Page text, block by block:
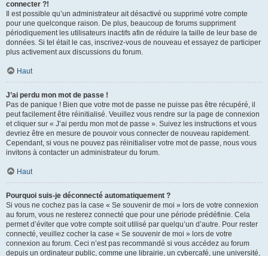
connecter ?!
Il est possible qu’un administrateur ait désactivé ou supprimé votre compte
pour une quelconque raison. De plus, beaucoup de forums suppriment
périodiquement les utilisateurs inactifs afin de réduire la taille de leur base de
données. Si tel était le cas, inscrivez-vous de nouveau et essayez de participer
plus activement aux discussions du forum.
Haut
J’ai perdu mon mot de passe !
Pas de panique ! Bien que votre mot de passe ne puisse pas être récupéré, il
peut facilement être réinitialisé. Veuillez vous rendre sur la page de connexion
et cliquer sur « J’ai perdu mon mot de passe ». Suivez les instructions et vous
devriez être en mesure de pouvoir vous connecter de nouveau rapidement.
Cependant, si vous ne pouvez pas réinitialiser votre mot de passe, nous vous
invitons à contacter un administrateur du forum.
Haut
Pourquoi suis-je déconnecté automatiquement ?
Si vous ne cochez pas la case « Se souvenir de moi » lors de votre connexion
au forum, vous ne resterez connecté que pour une période prédéfinie. Cela
permet d’éviter que votre compte soit utilisé par quelqu’un d’autre. Pour rester
connecté, veuillez cocher la case « Se souvenir de moi » lors de votre
connexion au forum. Ceci n’est pas recommandé si vous accédez au forum
depuis un ordinateur public, comme une librairie, un cybercafé, une université,